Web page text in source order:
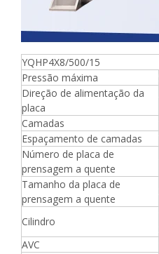
YQHP4X8/500/15
Pressão máxima
Direção de alimentação da
placa
Camadas
Espaçamento de camadas
Número de placa de
prensagem a quente
Tamanho da placa de
prensagem a quente
Cilindro
AVC